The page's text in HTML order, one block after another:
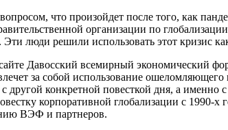
вопросом, что произойдет после того, как
организации по
люди решили использовать этот кризис
Давосский всемирный экономический
за собой использование
с другой конкретной повесткой дня, а
корпоративной глобализации с 1990-
ВЭФ и партнеров.